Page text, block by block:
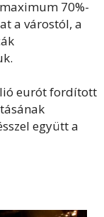
70%-
a várostól, a
eurót fordított
együtt a